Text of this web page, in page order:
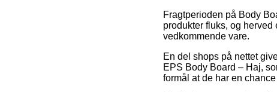
Fragtperioden på Body
produkter fluks, og
vedkommende vare.
En del shops på nettet
EPS Body Board – Haj,
formål at de har en